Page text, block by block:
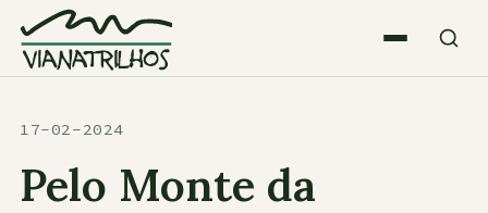
Quem somos
Atividades
17-02-2024
Pelo Monte da